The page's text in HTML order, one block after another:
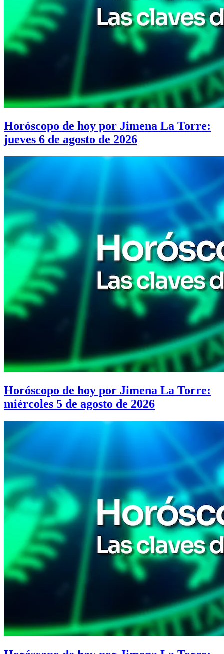
Horóscopo de hoy por Jimena La Torre:
jueves 6 de agosto de 2026
Horóscopo de hoy por Jimena La Torre:
miércoles 5 de agosto de 2026